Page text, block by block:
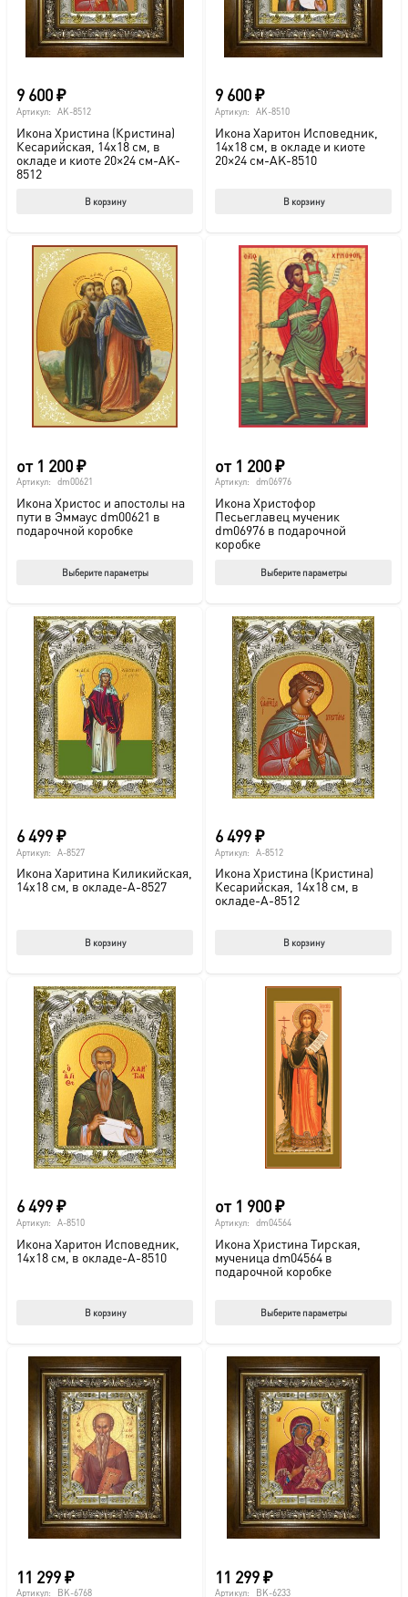
9 600₽
Артикул: AK-8512
Икона Христина (Кристина)
Кесарийская, 14х18 см, в
окладе и киоте 20×24 см-AK-
8512
В корзину
9 600₽
Артикул: AK-8510
Икона Харитон Исповедник,
14х18 см, в окладе и киоте
20×24 см-AK-8510
В корзину
от 1 200₽
Артикул: dm00621
Икона Христос и апостолы на
пути в Эммаус dm00621 в
подарочной коробке
Выберите параметры
несколько
вариаций.
от 1 200₽
Артикул: dm06976
Икона Христофор
Песьеглавец мученик
dm06976 в подарочной
коробке
Выберите параметры
6 499₽
Артикул: A-8527
Икона Харитина Киликийская,
14х18 см, в окладе-A-8527
В корзину
6 499₽
Артикул: A-8512
Икона Христина (Кристина)
Кесарийская, 14х18 см, в
окладе-A-8512
В корзину
6 499₽
Артикул: A-8510
Икона Харитон Исповедник,
14х18 см, в окладе-A-8510
В корзину
от 1 900₽
Артикул: dm04564
Икона Христина Тирская,
мученица dm04564 в
подарочной коробке
Выберите параметры
11 299₽
Артикул: BK-6768
11 299₽
Артикул: BK-6233